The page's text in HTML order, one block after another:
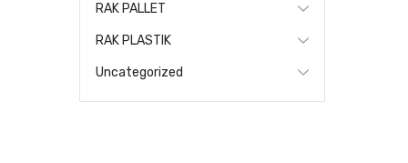
RAK PALLET
RAK PLASTIK
Uncategorized